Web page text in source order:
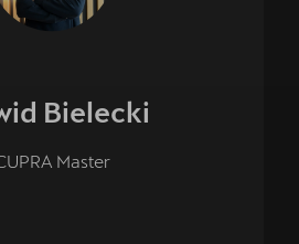
Bielecki
Master